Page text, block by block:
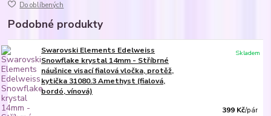
Do oblíbených
Podobné produkty
Swarovski Elements Edelweiss
Snowflake krystal 14mm - Stříbrné
náušnice visací fialová vločka, protěž,
kytička 31080.3 Amethyst (fialová,
bordó, vínová)
399 Kč/pár
Skladem